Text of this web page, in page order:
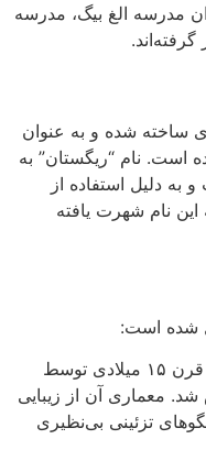
مدرسه الغ‌ بیگ، مدرسه
در قرن ۱۵ و ۱۶ میلادی ساخته شده و به عنوان
نام “ریگستان” به
دلیل استفاده از
نام شهرت یافته
شده است:
مدرسه اُلوغ بیک: این مدرسه در قرن ۱۵ میلادی توسط
معماری آن از زیبایی
تزئینی بی‌نظیری